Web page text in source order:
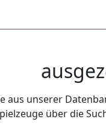
aus unserer
über die